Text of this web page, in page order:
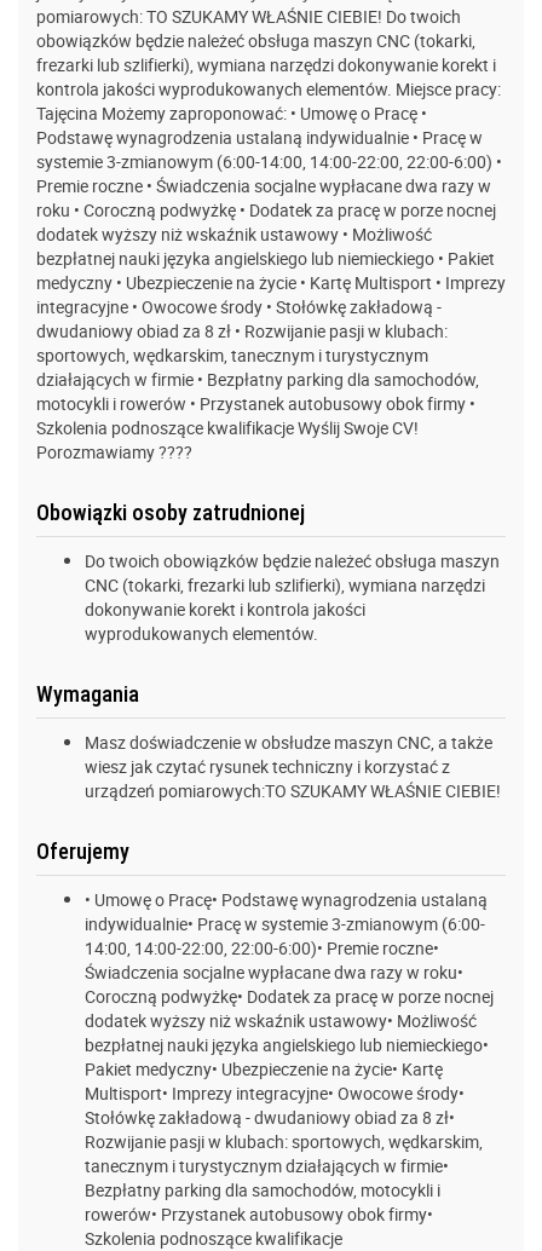
pomiarowych: TO SZUKAMY WŁAŚNIE CIEBIE! Do twoich
obowiązków będzie należeć obsługa maszyn CNC (tokarki,
frezarki lub szlifierki), wymiana narzędzi dokonywanie korekt i
kontrola jakości wyprodukowanych elementów. Miejsce pracy:
Tajęcina Możemy zaproponować: • Umowę o Pracę •
Podstawę wynagrodzenia ustalaną indywidualnie • Pracę w
systemie 3-zmianowym (6:00-14:00, 14:00-22:00, 22:00-6:00) •
Premie roczne • Świadczenia socjalne wypłacane dwa razy w
roku • Coroczną podwyżkę • Dodatek za pracę w porze nocnej
dodatek wyższy niż wskaźnik ustawowy • Możliwość
bezpłatnej nauki języka angielskiego lub niemieckiego • Pakiet
medyczny • Ubezpieczenie na życie • Kartę Multisport • Imprezy
integracyjne • Owocowe środy • Stołówkę zakładową -
dwudaniowy obiad za 8 zł • Rozwijanie pasji w klubach:
sportowych, wędkarskim, tanecznym i turystycznym
działających w firmie • Bezpłatny parking dla samochodów,
motocykli i rowerów • Przystanek autobusowy obok firmy •
Szkolenia podnoszące kwalifikacje Wyślij Swoje CV!
Porozmawiamy ????
Obowiązki osoby zatrudnionej
Do twoich obowiązków będzie należeć obsługa maszyn
CNC (tokarki, frezarki lub szlifierki), wymiana narzędzi
dokonywanie korekt i kontrola jakości
wyprodukowanych elementów.
Wymagania
Masz doświadczenie w obsłudze maszyn CNC, a także
wiesz jak czytać rysunek techniczny i korzystać z
urządzeń pomiarowych:TO SZUKAMY WŁAŚNIE CIEBIE!
Oferujemy
• Umowę o Pracę• Podstawę wynagrodzenia ustalaną
indywidualnie• Pracę w systemie 3-zmianowym (6:00-
14:00, 14:00-22:00, 22:00-6:00)• Premie roczne•
Świadczenia socjalne wypłacane dwa razy w roku•
Coroczną podwyżkę• Dodatek za pracę w porze nocnej
dodatek wyższy niż wskaźnik ustawowy• Możliwość
bezpłatnej nauki języka angielskiego lub niemieckiego•
Pakiet medyczny• Ubezpieczenie na życie• Kartę
Multisport• Imprezy integracyjne• Owocowe środy•
Stołówkę zakładową - dwudaniowy obiad za 8 zł•
Rozwijanie pasji w klubach: sportowych, wędkarskim,
tanecznym i turystycznym działających w firmie•
Bezpłatny parking dla samochodów, motocykli i
rowerów• Przystanek autobusowy obok firmy•
Szkolenia podnoszące kwalifikacje